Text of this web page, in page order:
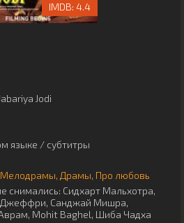
4.4
Jodi
языке / субтитры
Мелодрамы Драмы Про любовь
снимались: Сидхарт Мальхотра,
, Санджай Мишра,
, Mohit Baghel, Шиба Чадха